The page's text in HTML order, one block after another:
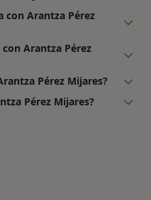
con Arantza Pérez
Arantza Pérez
Pérez Mijares?
Pérez Mijares?